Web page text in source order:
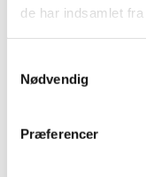
de har indsamlet
Nødvendig
Præferencer
en anden person,
kontoret på dine